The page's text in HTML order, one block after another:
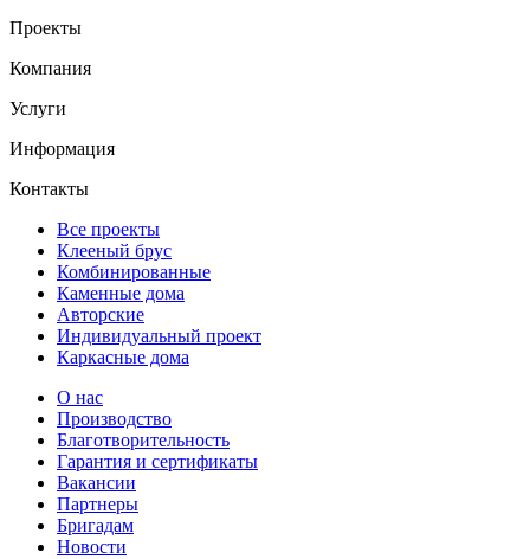
Проекты
Компания
Услуги
Информация
Контакты
Все проекты
Клееный брус
Комбинированные
Каменные дома
Авторские
Индивидуальный проект
Каркасные дома
О нас
Производство
Благотворительность
Гарантия и сертификаты
Вакансии
Партнеры
Бригадам
Новости